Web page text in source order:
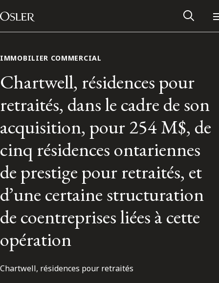
Passer au contenu
Main Navigation
Réseau des anciens d’Osler
Contactez-nous
ENGLISH
IMMOBILIER COMMERCIAL
Chartwell, résidences pour
retraités, dans le cadre de son
acquisition, pour 254 M$, de
cinq résidences ontariennes
de prestige pour retraités, et
d’une certaine structuration
de coentreprises liées à cette
opération
Chartwell, résidences pour retraités